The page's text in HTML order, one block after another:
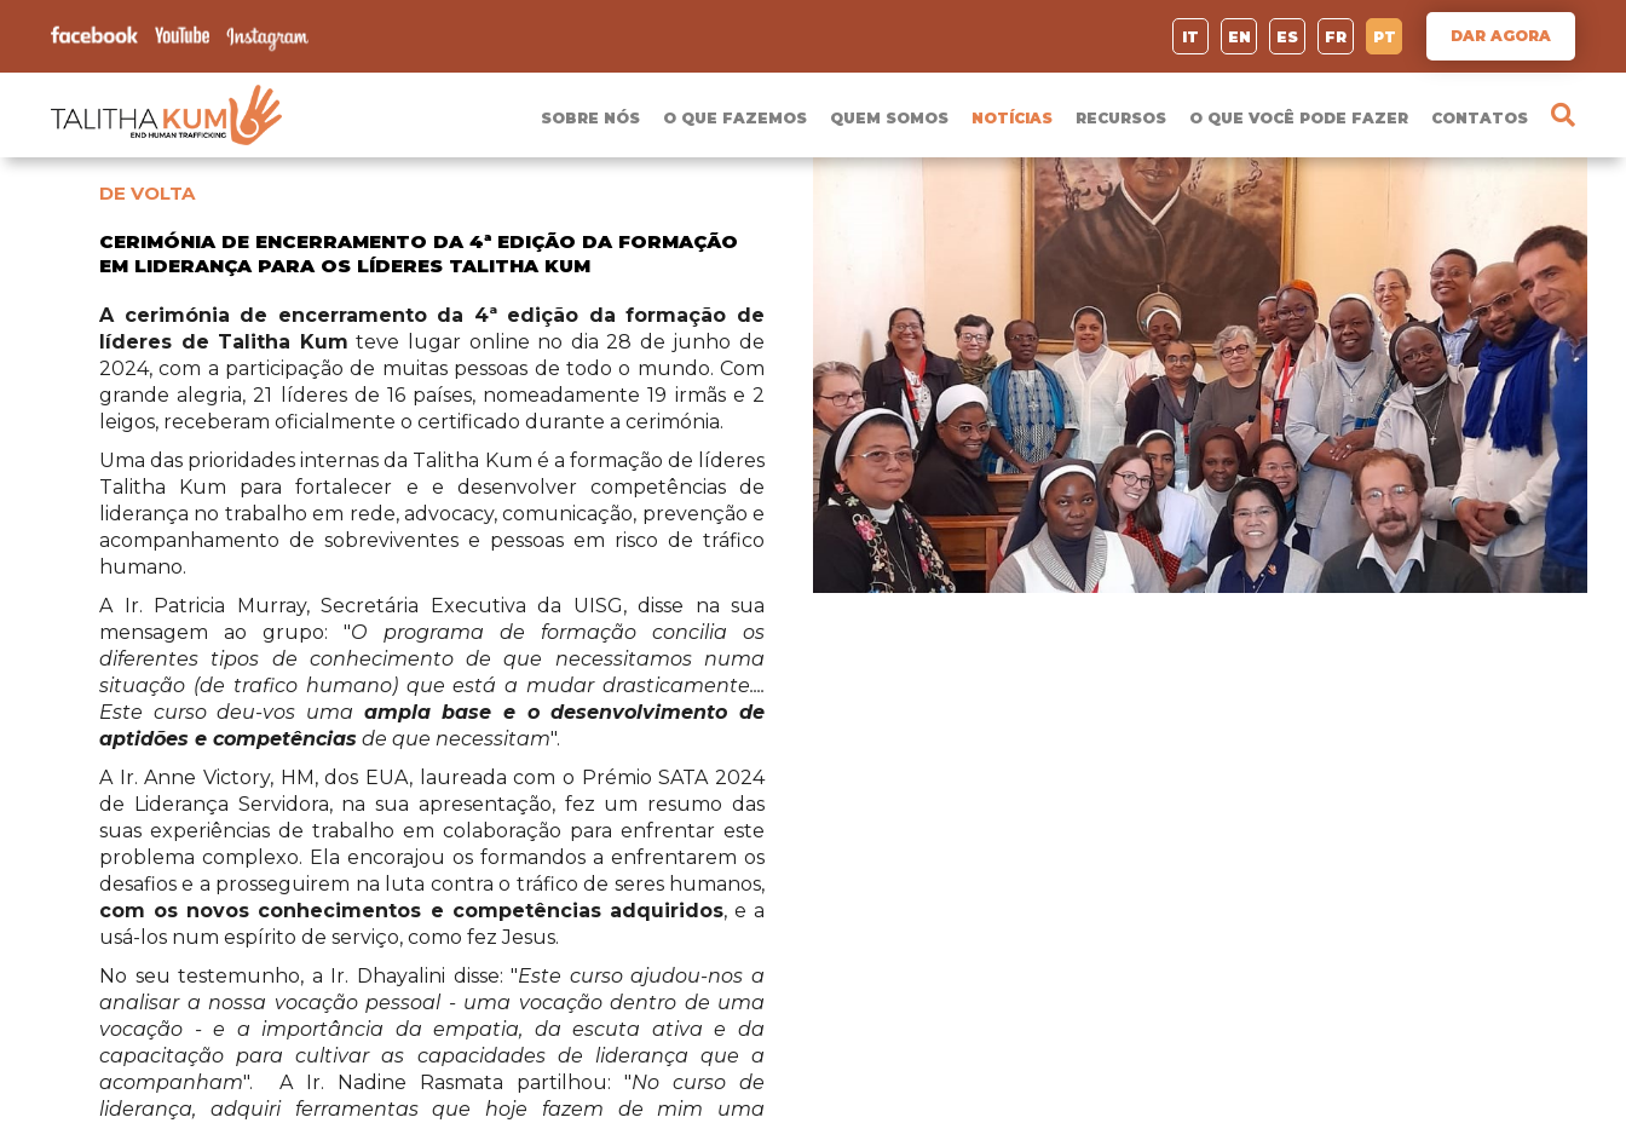
IT EN ES FR PT DAR AGORA
SOBRE NÓS O QUE FAZEMOS QUEM SOMOS NOTÍCIAS RECURSOS O QUE VOCÊ PODE FAZER CONTATOS
DE VOLTA
CERIMÓNIA DE ENCERRAMENTO DA 4ª EDIÇÃO DA FORMAÇÃO
EM LIDERANÇA PARA OS LÍDERES TALITHA KUM
A cerimónia de encerramento da 4ª edição da formação de
líderes de Talitha Kum teve lugar online no dia 28 de junho de
2024, com a participação de muitas pessoas de todo o mundo. Com
grande alegria, 21 líderes de 16 países, nomeadamente 19 irmãs e 2
leigos, receberam oficialmente o certificado durante a cerimónia.
Uma das prioridades internas da Talitha Kum é a formação de líderes
Talitha Kum para fortalecer e e desenvolver competências de
liderança no trabalho em rede, advocacy, comunicação, prevenção e
acompanhamento de sobreviventes e pessoas em risco de tráfico
humano.
A Ir. Patricia Murray, Secretária Executiva da UISG, disse na sua
mensagem ao grupo: "O programa de formação concilia os
diferentes tipos de conhecimento de que necessitamos numa
situação (de trafico humano) que está a mudar drasticamente....
Este curso deu-vos uma ampla base e o desenvolvimento de
aptidões e competências de que necessitam".
A Ir. Anne Victory, HM, dos EUA, laureada com o Prémio SATA 2024
de Liderança Servidora, na sua apresentação, fez um resumo das
suas experiências de trabalho em colaboração para enfrentar este
problema complexo. Ela encorajou os formandos a enfrentarem os
desafios e a prosseguirem na luta contra o tráfico de seres humanos,
com os novos conhecimentos e competências adquiridos, e a
usá-los num espírito de serviço, como fez Jesus.
No seu testemunho, a Ir. Dhayalini disse: "Este curso ajudou-nos a
analisar a nossa vocação pessoal - uma vocação dentro de uma
vocação - e a importância da empatia, da escuta ativa e da
capacitação para cultivar as capacidades de liderança que a
acompanham". A Ir. Nadine Rasmata partilhou: "No curso de
liderança, adquiri ferramentas que hoje fazem de mim uma